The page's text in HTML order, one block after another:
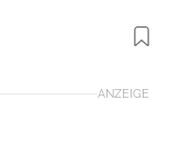
Foto: Upway
ANZEIGE